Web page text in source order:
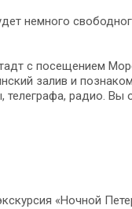
немного
с посещением
залив и
телеграфа, радио.
«Ночной